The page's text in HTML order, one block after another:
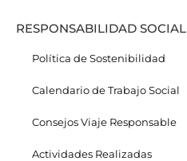
RESPONSABILIDAD SOCIAL
Política de Sostenibilidad
Calendario de Trabajo Social
Consejos Viaje Responsable
Actividades Realizadas